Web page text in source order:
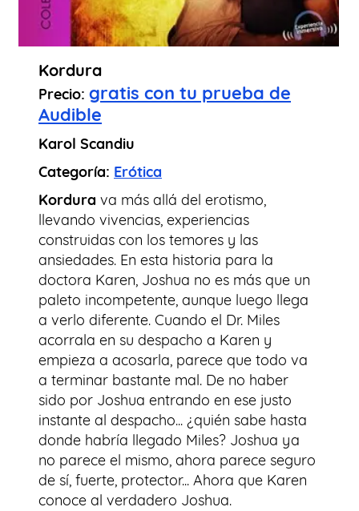
Kordura
Precio: gratis con tu prueba de
Audible
Karol Scandiu
Categoría: Erótica
Kordura va más allá del erotismo,
llevando vivencias, experiencias
construidas con los temores y las
ansiedades. En esta historia para la
doctora Karen, Joshua no es más que un
paleto incompetente, aunque luego llega
a verlo diferente. Cuando el Dr. Miles
acorrala en su despacho a Karen y
empieza a acosarla, parece que todo va
a terminar bastante mal. De no haber
sido por Joshua entrando en ese justo
instante al despacho... ¿quién sabe hasta
donde habría llegado Miles? Joshua ya
no parece el mismo, ahora parece seguro
de sí, fuerte, protector... Ahora que Karen
conoce al verdadero Joshua.